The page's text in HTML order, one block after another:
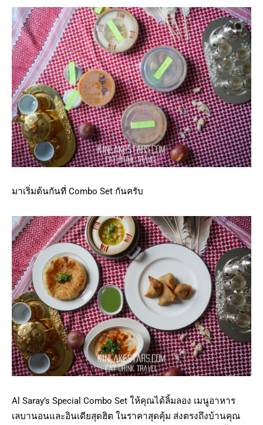
มาเริ่มต้นกันที่ Combo Set กันครับ
Al Saray’s Special Combo Set ให้คุณได้ลิ้มลอง เมนูอาหาร
เลบานอนและอินเดียสุดฮิต ในราคาสุดคุ้ม ส่งตรงถึงบ้านคุณ